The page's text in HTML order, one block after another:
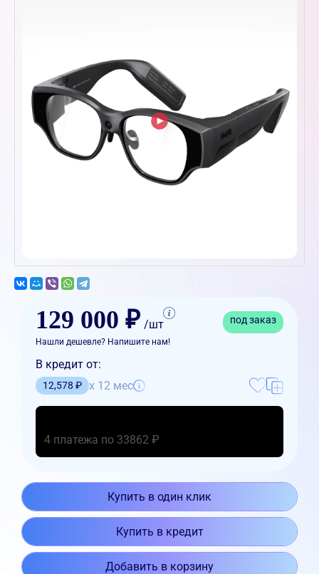
129 000 ₽ /шт под заказ
Нашли дешевле? Напишите нам!
В кредит от:
12,578 ₽ x 12 мес
4 платежа по 33862 ₽
Купить в один клик
Купить в кредит
Добавить в корзину